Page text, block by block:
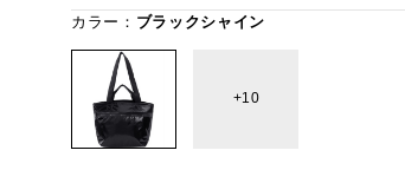
カラー： ブラックシャイン
10